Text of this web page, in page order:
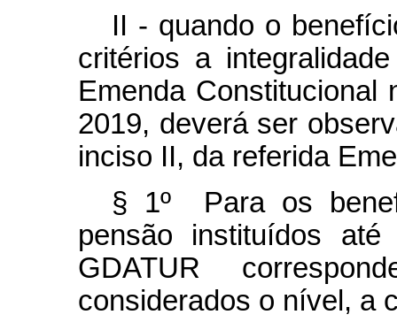
II - quando o
critérios a
Emenda Constitucional
2019, deverá ser
inciso II, da referida
§ 1º Para os
pensão instituídos
GDATUR
considerados o nível, a